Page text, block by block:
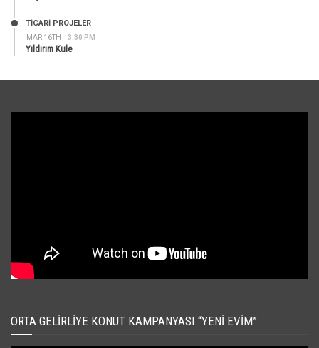
MAR 16TH 3:30 PM
TİCARİ PROJELER
Yıldırım Kule
ORTA GELIRLIYE KONUT KAMPANYASI “YENI EVIM”